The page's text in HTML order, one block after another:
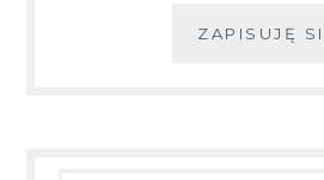
ZAPISUJĘ